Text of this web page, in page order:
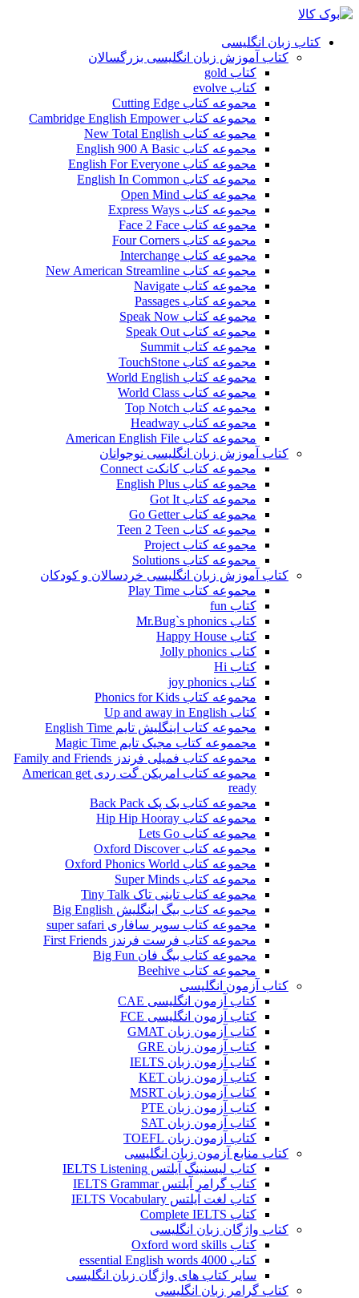
کتاب زبان انگلیسی
کتاب آموزش زبان انگلیسی بزرگسالان
کتاب gold
کتاب evolve
مجموعه کتاب Cutting Edge
مجموعه کتاب Cambridge English Empower
مجموعه کتاب New Total English
مجموعه کتاب English 900 A Basic
مجموعه کتاب English For Everyone
مجموعه کتاب English In Common
مجموعه کتاب Open Mind
مجموعه کتاب Express Ways
مجموعه کتاب Face 2 Face
مجموعه کتاب Four Corners
مجموعه کتاب Interchange
مجموعه کتاب New American Streamline
مجموعه کتاب Navigate
مجموعه کتاب Passages
مجموعه کتاب Speak Now
مجموعه کتاب Speak Out
مجموعه کتاب Summit
مجموعه کتاب TouchStone
مجموعه کتاب World English
مجموعه کتاب World Class
مجموعه کتاب Top Notch
مجموعه کتاب Headway
مجموعه کتاب American English File
کتاب آموزش زبان انگلیسی نوجوانان
مجموعه کتاب کانکت Connect
مجموعه کتاب English Plus
مجموعه کتاب Got It
مجموعه کتاب Go Getter
مجموعه کتاب Teen 2 Teen
مجموعه کتاب Project
مجموعه کتاب Solutions
کتاب آموزش زبان انگلیسی خردسالان و کودکان
مجموعه کتاب Play Time
کتاب fun
کتاب Mr.Bug`s phonics
کتاب Happy House
کتاب Jolly phonics
کتاب Hi
کتاب joy phonics
مجموعه کتاب Phonics for Kids
کتاب Up and away in English
مجموعه کتاب اینگلیش تایم English Time
مجمموعه کتاب مجیک تایم Magic Time
مجموعه کتاب فمیلی فرندز Family and Friends
مجموعه کتاب امریکن گت ردی American get
ready
مجموعه کتاب بک پک Back Pack
مجموعه کتاب Hip Hip Hooray
مجموعه کتاب Lets Go
مجموعه کتاب Oxford Discover
مجموعه کتاب Oxford Phonics World
مجموعه کتاب Super Minds
مجموعه کتاب تاینی تاک Tiny Talk
مجموعه کتاب بیگ اینگلیش Big English
مجموعه کتاب سوپر سافاری super safari
مجموعه کتاب فرست فرندز First Friends
مجموعه کتاب بیگ فان Big Fun
مجموعه کتاب Beehive
کتاب آزمون انگلیسی
کتاب آزمون انگلیسی CAE
کتاب آزمون انگلیسی FCE
کتاب آزمون زبان GMAT
کتاب آزمون زبان GRE
کتاب آزمون زبان IELTS
کتاب آزمون زبان KET
کتاب آزمون زبان MSRT
کتاب آزمون زبان PTE
کتاب آزمون زبان SAT
کتاب آزمون زبان TOEFL
کتاب منابع آزمون زبان انگلیسی
کتاب لیسنینگ آیلتس IELTS Listening
کتاب گرامر آیلتس IELTS Grammar
کتاب لغت آیلتس IELTS Vocabulary
کتاب Complete IELTS
کتاب واژگان زبان انگلیسی
کتاب Oxford word skills
کتاب essential English words 4000
سایر کتاب های واژگان زبان انگلیسی
کتاب گرامر زبان انگلیسی